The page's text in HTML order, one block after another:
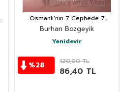
Osmanlı'nın 7 Cephede 7
Düvelle Savaşı
Burhan Bozgeyik
Yenidevir
%28 120,00TL
86,40 TL